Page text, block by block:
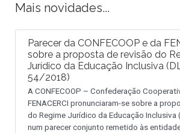
Mais novidades...
Parecer da CONFECOOP e da
sobre a proposta de revisão do
Jurídico da Educação Inclusiva
54/2018)
A CONFECOOP – Confederação
FENACERCI pronunciaram-se sobre a
do Regime Jurídico da Educação
num parecer conjunto remetido às